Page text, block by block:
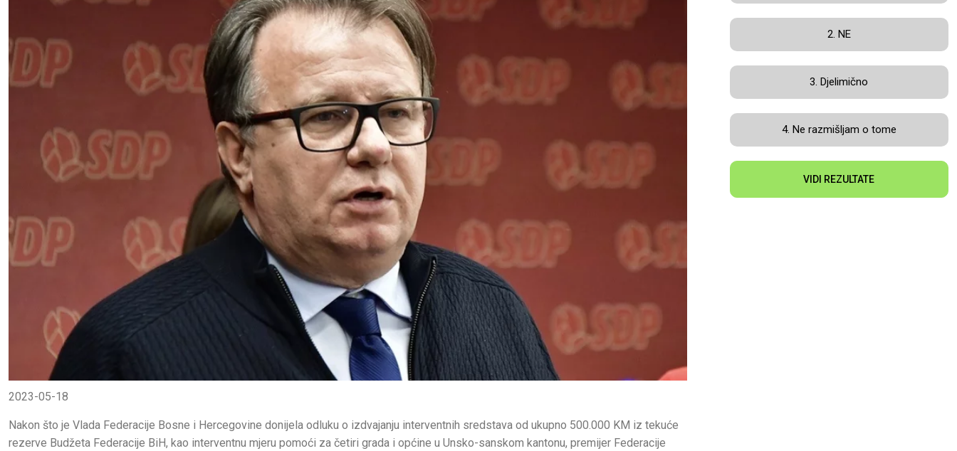
2023-05-18
Nakon što je Vlada Federacije Bosne i Hercegovine donijela odluku o izdvajanju interventnih sredstava od ukupno 500.000 KM iz tekuće
rezerve Budžeta Federacije BiH, kao interventnu mjeru pomoći za četiri grada i općine u Unsko-sanskom kantonu, premijer Federacije
2. NE
3. Djelimično
4. Ne razmišljam o tome
VIDI REZULTATE